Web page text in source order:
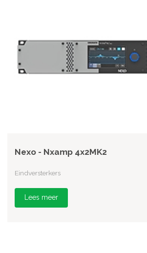
Nexo - Nxamp 4x2MK2
Eindversterkers
Lees meer